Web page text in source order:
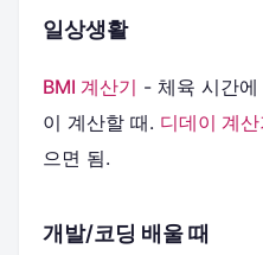
일상생활
BMI 계산기 - 체육 시간에
이 계산할 때. 디데이 계산
으면 됨.
개발/코딩 배울 때